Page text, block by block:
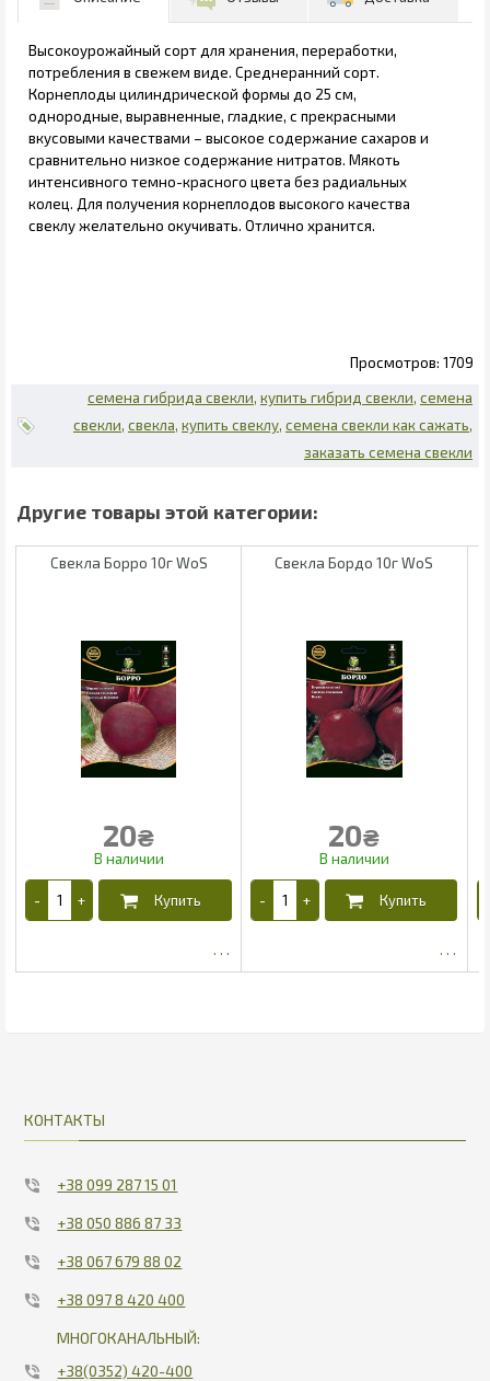
Высокоурожайный сорт для хранения, переработки,
потребления в свежем виде. Среднеранний сорт.
Корнеплоды цилиндрической формы до 25 см,
однородные, выравненные, гладкие, с прекрасными
вкусовыми качествами – высокое содержание сахаров и
сравнительно низкое содержание нитратов. Мякоть
интенсивного темно-красного цвета без радиальных
колец. Для получения корнеплодов высокого качества
свеклу желательно окучивать. Отлично хранится.
1709
семена гибрида свекли купить гибрид свекли семена
свекли свекла купить свеклу семена свекли как сажать
заказать семена свекли
Свекла Борро 10г WoS
20₴
Свекла Бордо 10г WoS
20₴
КОНТАКТЫ
+38 099 287 15 01
+38 050 886 87 33
+38 067 679 88 02
+38 097 8 420 400
МНОГОКАНАЛЬНЫЙ:
+38(0352) 420-400